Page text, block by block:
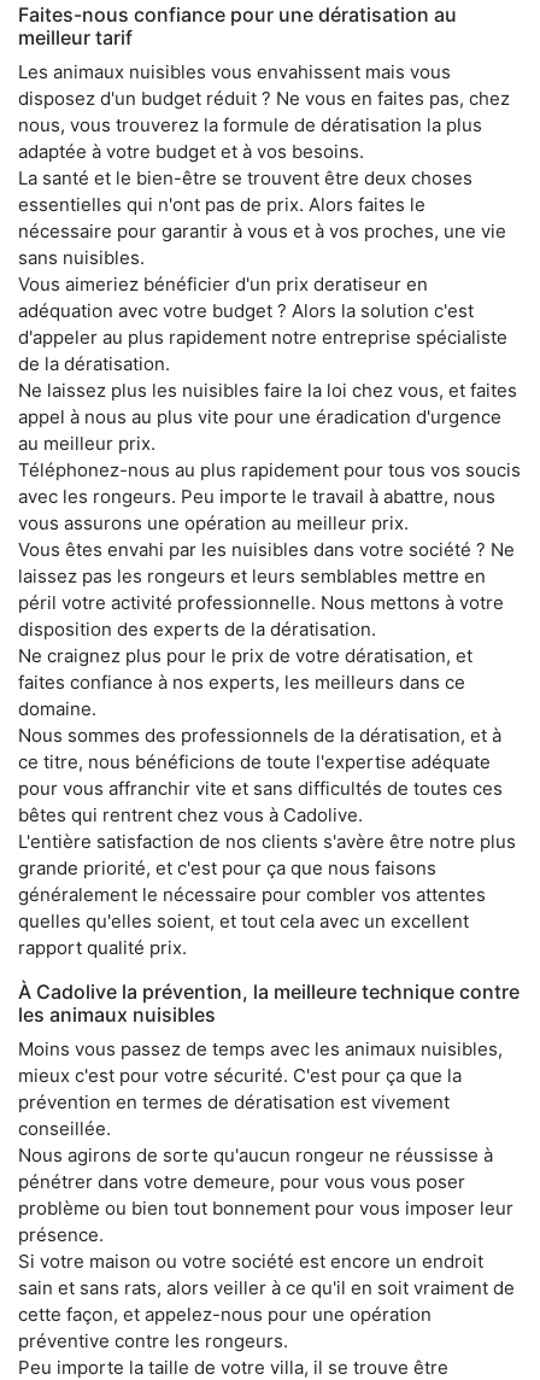
Faites-nous confiance pour une dératisation au
meilleur tarif
Les animaux nuisibles vous envahissent mais vous
disposez d'un budget réduit ? Ne vous en faites pas, chez
nous, vous trouverez la formule de dératisation la plus
adaptée à votre budget et à vos besoins.
La santé et le bien-être se trouvent être deux choses
essentielles qui n'ont pas de prix. Alors faites le
nécessaire pour garantir à vous et à vos proches, une vie
sans nuisibles.
Vous aimeriez bénéficier d'un prix deratiseur en
adéquation avec votre budget ? Alors la solution c'est
d'appeler au plus rapidement notre entreprise spécialiste
de la dératisation.
Ne laissez plus les nuisibles faire la loi chez vous, et faites
appel à nous au plus vite pour une éradication d'urgence
au meilleur prix.
Téléphonez-nous au plus rapidement pour tous vos soucis
avec les rongeurs. Peu importe le travail à abattre, nous
vous assurons une opération au meilleur prix.
Vous êtes envahi par les nuisibles dans votre société ? Ne
laissez pas les rongeurs et leurs semblables mettre en
péril votre activité professionnelle. Nous mettons à votre
disposition des experts de la dératisation.
Ne craignez plus pour le prix de votre dératisation, et
faites confiance à nos experts, les meilleurs dans ce
domaine.
Nous sommes des professionnels de la dératisation, et à
ce titre, nous bénéficions de toute l'expertise adéquate
pour vous affranchir vite et sans difficultés de toutes ces
bêtes qui rentrent chez vous à Cadolive.
L'entière satisfaction de nos clients s'avère être notre plus
grande priorité, et c'est pour ça que nous faisons
généralement le nécessaire pour combler vos attentes
quelles qu'elles soient, et tout cela avec un excellent
rapport qualité prix.
À Cadolive la prévention, la meilleure technique contre
les animaux nuisibles
Moins vous passez de temps avec les animaux nuisibles,
mieux c'est pour votre sécurité. C'est pour ça que la
prévention en termes de dératisation est vivement
conseillée.
Nous agirons de sorte qu'aucun rongeur ne réussisse à
pénétrer dans votre demeure, pour vous vous poser
problème ou bien tout bonnement pour vous imposer leur
présence.
Si votre maison ou votre société est encore un endroit
sain et sans rats, alors veiller à ce qu'il en soit vraiment de
cette façon, et appelez-nous pour une opération
préventive contre les rongeurs.
Peu importe la taille de votre villa, il se trouve être